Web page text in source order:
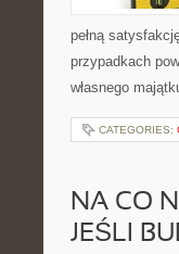
pełną
przypadkach
własnego
CATEGORIES:
NA CO
JEŚLI